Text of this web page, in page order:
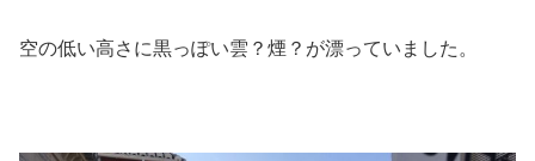
空の低い高さに黒っぽい雲？煙？が漂っていました。